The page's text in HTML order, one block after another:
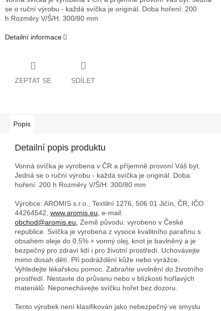
se o ruční výrobu - každá svíčka je originál. Doba hoření: 200
h Rozměry V/Š/H: 300/80 mm
Detailní informace
ZEPTAT SE SDÍLET
Popis
Detailní popis produktu
Vonná svíčka je vyrobena v ČR a příjemně provoní Váš byt.
Jedná se o ruční výrobu - každá svíčka je originál. Doba
hoření: 200 h Rozměry V/Š/H: 300/80 mm
Výrobce: AROMIS s.r.o., Textilní 1276, 506 01 Jičín, ČR, IČO
44264542, www.aromis.eu, e-mail:
obchod@aromis.eu, Země původu: vyrobeno v České
republice. Svíčka je vyrobena z vysoce kvalitního parafínu s
obsahem oleje do 0,5% + vonný olej, knot je bavlněný a je
bezpečný pro zdraví lidí i pro životní prostředí. Uchovávejte
mimo dosah dětí. Při podráždění kůže nebo vyrážce:
Vyhledejte lékařskou pomoc. Zabraňte uvolnění do životního
prostředí. Nestavte do průvanu nebo v blízkosti hořlavých
materiálů. Neponechávejte svíčku hořet bez dozoru.
Tento výrobek není klasifikován jako nebezpečný ve smyslu